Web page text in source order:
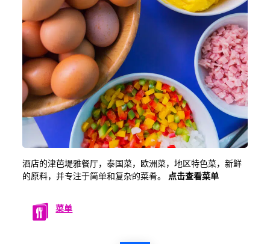
酒店的津芭堤雅餐厅，泰国菜，欧洲菜，地区特色菜，新鲜
的原料，并专注于简单和复杂的菜肴。 点击查看菜单
菜单